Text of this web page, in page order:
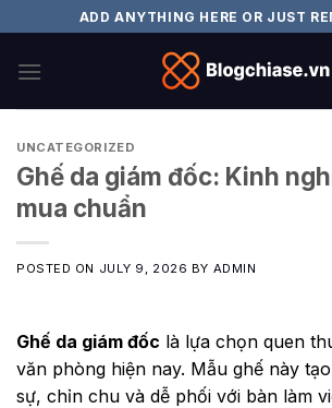
content
ADD ANYTHING HERE OR JUST
UNCATEGORIZED
Ghế da giám đốc: Kinh
mua chuẩn
POSTED ON JULY 9, 2026 BY ADMIN
Ghế da giám đốc là lựa chọn quen
văn phòng hiện nay. Mẫu ghế này
sự, chỉn chu và dễ phối với bàn làm